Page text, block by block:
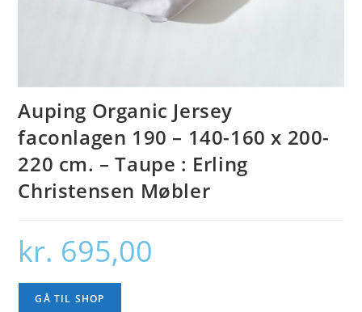
Auping Organic Jersey
faconlagen 190 – 140-160 x 200-
220 cm. – Taupe : Erling
Christensen Møbler
kr. 695,00
GÅ TIL SHOP